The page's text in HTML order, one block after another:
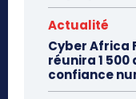
Actualité
Cyber Africa
réunira 1
confiance